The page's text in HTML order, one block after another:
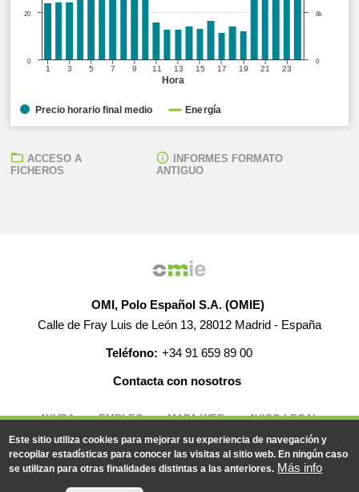
Hora
1 3 5 7 9 11 13 15 17 19 21 23
0
8k
0
20
Precio horario final medio Energía
ACCESO A
FICHEROS
INFORMES FORMATO
ANTIGUO
OMI, Polo Español S.A. (OMIE)
Calle de Fray Luis de León 13, 28012 Madrid - España
Teléfono: +34 91 659 89 00
Contacta con nosotros
© 2019-2026 - Todos los derechos reservados
AYUDA EMPLEO MAPA WEB AVISO LEGAL
Este sitio utiliza cookies para mejorar su experiencia de navegación y
recopilar estadísticas para conocer las visitas al sitio web. En ningún caso
se utilizan para otras finalidades distintas a las anteriores. Más info